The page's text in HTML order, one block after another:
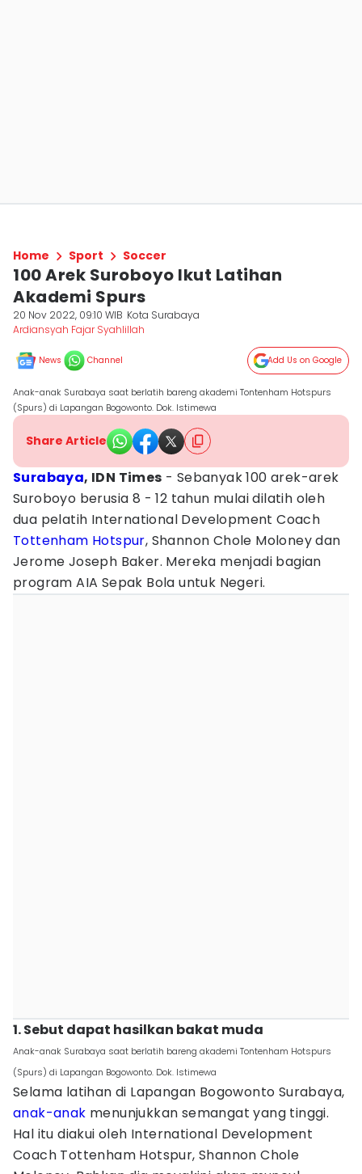
Home Sport Soccer
100 Arek Suroboyo Ikut Latihan
Akademi Spurs
20 Nov 2022, 09:10 WIB Kota Surabaya
Ardiansyah Fajar Syahlillah
News Channel Add Us on Google
Anak-anak Surabaya saat berlatih bareng akademi Tontenham Hotspurs
(Spurs) di Lapangan Bogowonto. Dok. Istimewa
Share Article
Surabaya, IDN Times - Sebanyak 100 arek-arek
Suroboyo berusia 8 - 12 tahun mulai dilatih oleh
dua pelatih International Development Coach
Tottenham Hotspur, Shannon Chole Moloney dan
Jerome Joseph Baker. Mereka menjadi bagian
program AIA Sepak Bola untuk Negeri.
1. Sebut dapat hasilkan bakat muda
Anak-anak Surabaya saat berlatih bareng akademi Tontenham Hotspurs
(Spurs) di Lapangan Bogowonto. Dok. Istimewa
Selama latihan di Lapangan Bogowonto Surabaya,
anak-anak menunjukkan semangat yang tinggi.
Hal itu diakui oleh International Development
Coach Tottenham Hotspur, Shannon Chole